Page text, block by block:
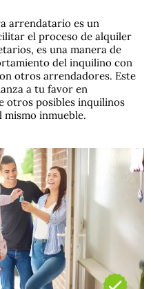
arrendatario es un
el proceso de alquiler
es una manera de
del inquilino con
otros arrendadores. Este
a tu favor en
otros posibles inquilinos
mismo inmueble.